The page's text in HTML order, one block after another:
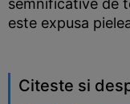
semnificative de
este expusa
Citeste si